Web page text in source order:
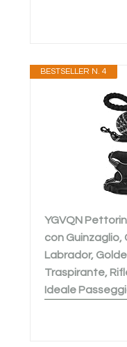
BESTSELLER N. 4
YGVQN
con
Labrador,
Traspirante,
Ideale